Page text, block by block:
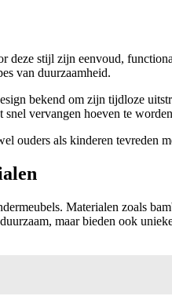
stijl zijn eenvoud,
van duurzaamheid.
bekend om zijn tijdloze
vervangen hoeven te
ouders als kinderen tevreden
Materialen zoals
maar bieden ook